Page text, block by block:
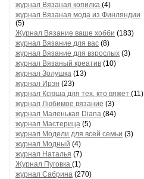
журнал Вязаная копилка (4)
журнал Вязаная мода из Финляндии
(5)
Журнал Вязание ваше хобби (183)
журнал Вязание для вас (8)
журнал Вязание для взрослых (3)
журнал Вязаный креатив (10)
журнал Золушка (13)
журнал Ирэн (23)
журнал Ксюша для тех, кто вяжет (11)
журнал Любимое вязание (3)
журнал Маленькая Diana (84)
журнал Мастерица (5)
журнал Модели для всей семьи (3)
журнал Модный (4)
журнал Наталья (7)
Журнал Пуговка (1)
журнал Сабрина (270)